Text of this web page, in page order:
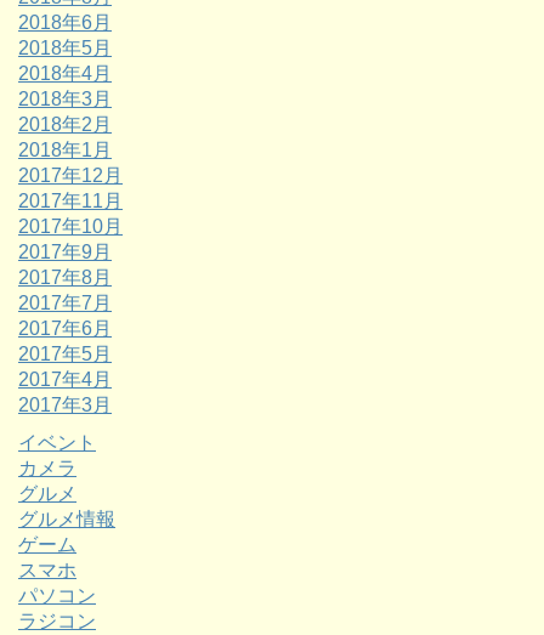
2018年6月
2018年5月
2018年4月
2018年3月
2018年2月
2018年1月
2017年12月
2017年11月
2017年10月
2017年9月
2017年8月
2017年7月
2017年6月
2017年5月
2017年4月
2017年3月
イベント
カメラ
グルメ
グルメ情報
ゲーム
スマホ
パソコン
ラジコン